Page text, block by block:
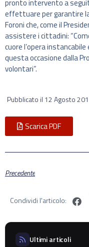
pronto intervento a
effettuare per garantire
Foroni che, come il
assistere i cittadini:
cuore l’opera
questa occasione dalla
volontari”.
Pubblicato il 12 Agosto
Scarica PDF
Precedente
Condividi l'articolo:
Ultimi articoli